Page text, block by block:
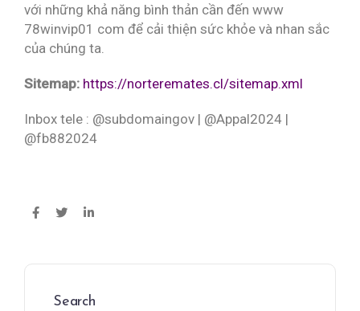
với những khả năng bình thản cần đến www
78winvip01 com để cải thiện sức khỏe và nhan sắc
của chúng ta.
Sitemap: https://norteremates.cl/sitemap.xml
Inbox tele : @subdomaingov | @Appal2024 |
@fb882024
Search